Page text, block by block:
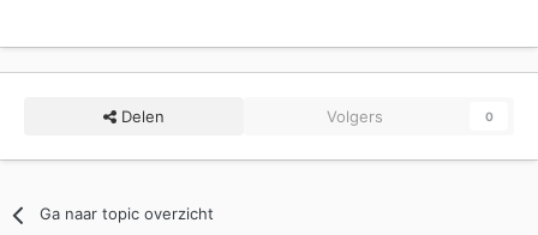
Delen Volgers 0
Ga naar topic overzicht